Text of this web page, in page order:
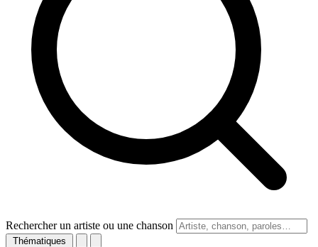
Rechercher un artiste ou une chanson
Thématiques